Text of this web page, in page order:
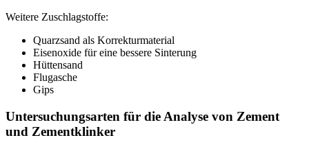
Weitere Zuschlagstoffe:
Quarzsand als Korrekturmaterial
Eisenoxide für eine bessere Sinterung
Hüttensand
Flugasche
Gips
Untersuchungsarten für die Analyse von Zement
und Zementklinker